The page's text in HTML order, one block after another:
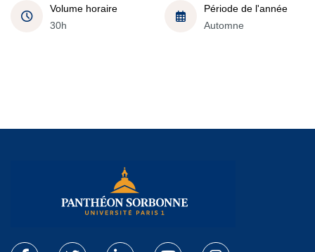
Volume horaire
30h
Période de l'année
Automne